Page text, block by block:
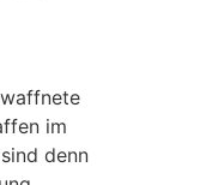
im
denn